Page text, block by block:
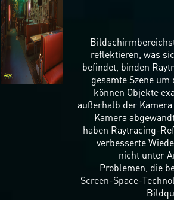
reflektieren, was
befindet, binden
gesamte Szene
können Objekte
außerhalb der
Kamera
haben Raytracing-
verbesserte
nicht unter
Problemen, die
Screen-Space-